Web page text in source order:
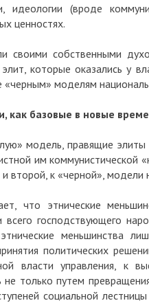
идеологии (вроде
ценностях.
своими собственными
которые оказались у
моделям
как базовые в новые
модель, правящие
им коммунистической
второй, к «черной», модели
что этнические
господствующего
меньшинства
политических
власти управления, к
только путем
социальной